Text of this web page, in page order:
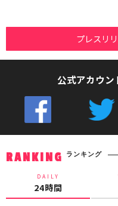
プレスリ
公式アカウン
RANKING ランキング
DAILY
24時間